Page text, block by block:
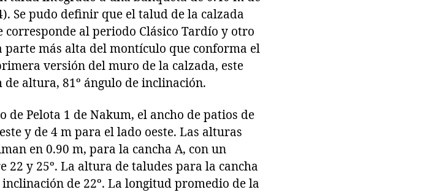
Se pudo definir que el talud de la calzada
al periodo Clásico Tardío y otro
parte más alta del montículo que conforma el
versión del muro de la calzada, este
altura, 81º ángulo de inclinación.
de Pelota 1 de Nakum, el ancho de patios de
y de 4 m para el lado oeste. Las alturas
en 0.90 m, para la cancha A, con un
y 25º. La altura de taludes para la cancha
de 22º. La longitud promedio de la